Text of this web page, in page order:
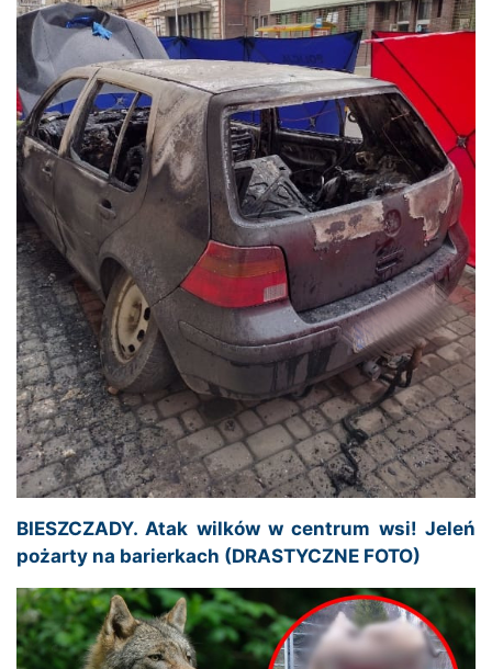
BIESZCZADY. Atak wilków w centrum wsi! Jeleń
pożarty na barierkach (DRASTYCZNE FOTO)